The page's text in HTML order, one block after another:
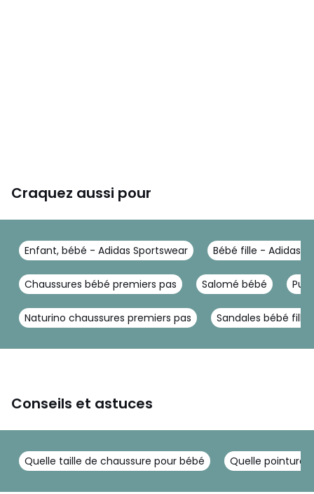
Craquez aussi pour
Enfant, bébé - Adidas Sportswear Bébé fille - Adidas
Chaussures bébé premiers pas Salomé bébé
Naturino chaussures premiers pas Sandales bébé fille
Conseils et astuces
Quelle taille de chaussure pour bébé Quelle pointure